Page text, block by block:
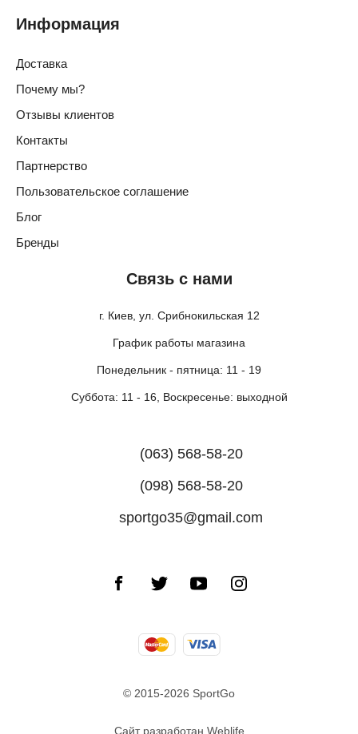
Связь с нами
г. Киев, ул. Срибнокильская 12
График работы магазина
Понедельник - пятница: 11 - 19
Суббота: 11 - 16, Воскресенье: выходной
(063) 568-58-20
(098) 568-58-20
sportgo35@gmail.com
Информация
Доставка
Почему мы?
Отзывы клиентов
Контакты
Партнерство
Пользовательское соглашение
Блог
Бренды
© 2015-2026 SportGo
Сайт разработан Weblife